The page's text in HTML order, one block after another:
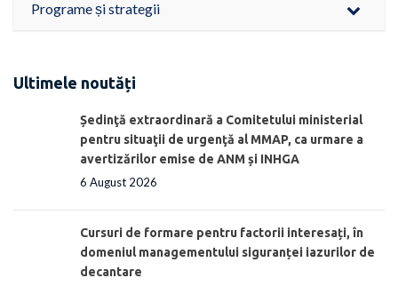
Programe și strategii
Ultimele noutăți
Ședinţă extraordinară a Comitetului ministerial
pentru situaţii de urgenţă al MMAP, ca urmare a
avertizărilor emise de ANM și INHGA
6 August 2026
Cursuri de formare pentru factorii interesați, în
domeniul managementului siguranței iazurilor de
decantare